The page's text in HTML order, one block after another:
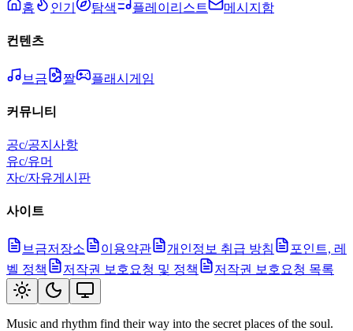
홈 인기 탐색 플레이리스트 메시지함
컨텐츠
브금 짤 플래시게임
커뮤니티
공c/공지사항
유c/유머
자c/자유게시판
사이트
브금저장소 이용약관 개인정보 취급 방침
포인트, 레
벨 정책
저작권 보호요청 및 정책 저작권 보호요청 목록
Music and rhythm find their way into the secret places of the soul.